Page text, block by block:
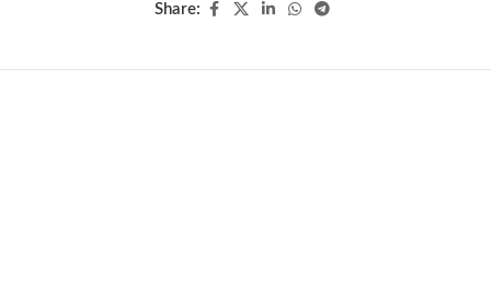
Share: